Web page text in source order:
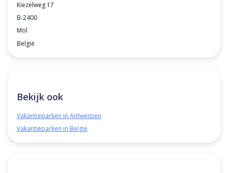
Kiezelweg 17
B-2400
Mol
België
Bekijk ook
Vakantieparken in Antwerpen
Vakantieparken in België